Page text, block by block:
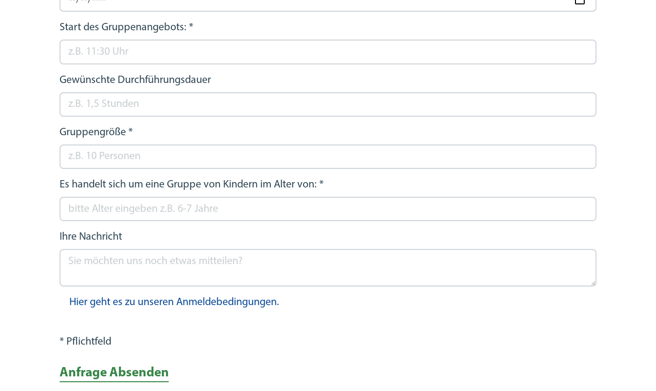
Start des Gruppenangebots: *
Gewünschte Durchführungsdauer
Gruppengröße *
Es handelt sich um eine Gruppe von Kindern im Alter von: *
Ihre Nachricht
Hier geht es zu unseren Anmeldebedingungen.
* Pflichtfeld
Anfrage Absenden